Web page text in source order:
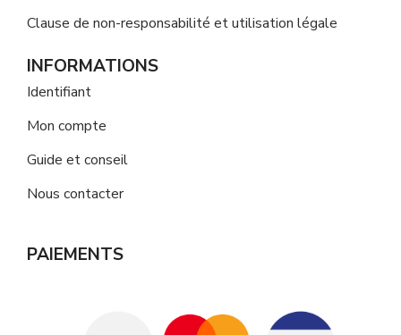
Clause de non-responsabilité et utilisation légale
INFORMATIONS
Identifiant
Mon compte
Guide et conseil
Nous contacter
PAIEMENTS